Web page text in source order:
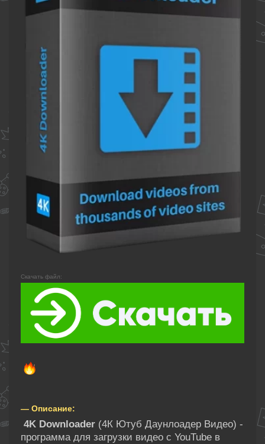
Скачать файл:
— Описание:
4K Downloader (4К Ютуб Даунлоадер Видео) -
программа для загрузки видео с YouTube в